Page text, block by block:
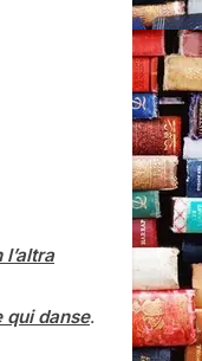
qui danse.